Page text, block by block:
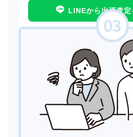
LINEから出張査定